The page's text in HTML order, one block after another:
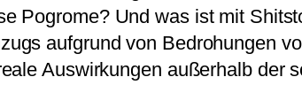
Pogrome? Und was ist mit
aufgrund von Bedrohungen
Auswirkungen außerhalb der